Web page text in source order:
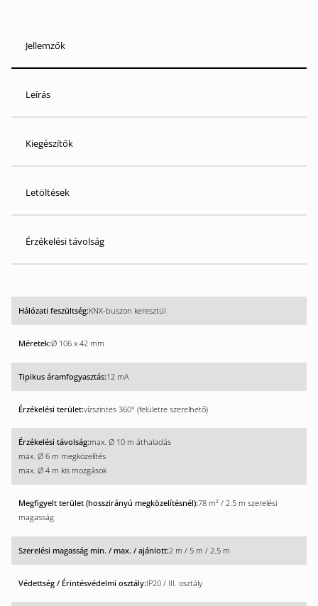
Jellemzők
Leírás
Kiegészítők
Letöltések
Érzékelési távolság
KNX-buszon keresztül
Ø 106 x 42 mm
12 mA
vízszintes 360° (felületre szerelhető)
max. Ø 10 m áthaladás
max. Ø 6 m megközelítés
max. Ø 4 m kis mozgások
78 m² / 2.5 m szerelési
magasság
2 m / 5 m / 2.5 m
IP20 / III. osztály